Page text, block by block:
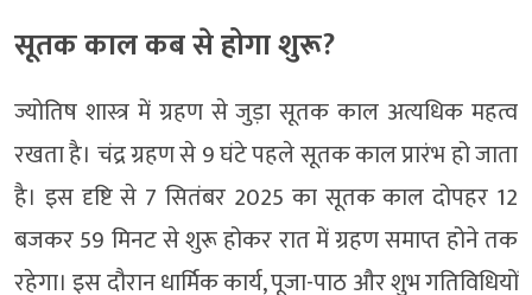
सूतक काल कब से होगा शुरू?
ज्योतिष शास्त्र में ग्रहण से जुड़ा सूतक काल अत्यधिक महत्व
रखता है। चंद्र ग्रहण से 9 घंटे पहले सूतक काल प्रारंभ हो जाता
है। इस दृष्टि से 7 सितंबर 2025 का सूतक काल दोपहर 12
बजकर 59 मिनट से शुरू होकर रात में ग्रहण समाप्त होने तक
रहेगा। इस दौरान धार्मिक कार्य, पूजा-पाठ और शुभ गतिविधियों